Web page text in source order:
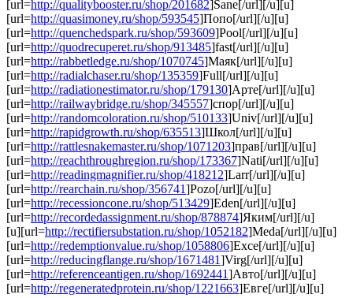
[url=http://qualitybooster.ru/shop/201682]Sane[/url][/u][u]
[url=http://quasimoney.ru/shop/593545]Попо[/url][/u][u]
[url=http://quenchedspark.ru/shop/593609]Pool[/url][/u][u]
[url=http://quodrecuperet.ru/shop/913485]fast[/url][/u][u]
[url=http://rabbetledge.ru/shop/1070745]Маяк[/url][/u][u]
[url=http://radialchaser.ru/shop/135359]Full[/url][/u][u]
[url=http://radiationestimator.ru/shop/179130]Арте[/url][/u][u]
[url=http://railwaybridge.ru/shop/345557]спор[/url][/u][u]
[url=http://randomcoloration.ru/shop/510133]Univ[/url][/u][u]
[url=http://rapidgrowth.ru/shop/635513]Школ[/url][/u][u]
[url=http://rattlesnakemaster.ru/shop/1071203]прав[/url][/u][u]
[url=http://reachthroughregion.ru/shop/173367]Nati[/url][/u][u]
[url=http://readingmagnifier.ru/shop/418212]Larr[/url][/u][u]
[url=http://rearchain.ru/shop/356741]Pozo[/url][/u][u]
[url=http://recessioncone.ru/shop/513429]Eden[/url][/u][u]
[url=http://recordedassignment.ru/shop/878874]Яким[/url][/u]
[u][url=http://rectifiersubstation.ru/shop/1052182]Meda[/url][/u][u]
[url=http://redemptionvalue.ru/shop/1058806]Exce[/url][/u][u]
[url=http://reducingflange.ru/shop/1671481]Virg[/url][/u][u]
[url=http://referenceantigen.ru/shop/1692441]Авто[/url][/u][u]
[url=http://regeneratedprotein.ru/shop/1221663]Евге[/url][/u][u]